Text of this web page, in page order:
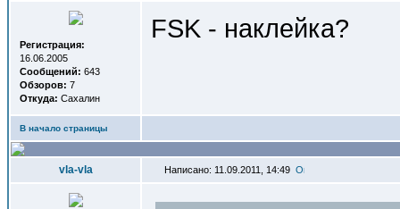
Регистрация:
16.06.2005
Сообщений: 643
Обзоров: 7
Откуда: Сахалин
FSK - наклейка?
В начало страницы
vla-vla Написано: 11.09.2011, 14:49